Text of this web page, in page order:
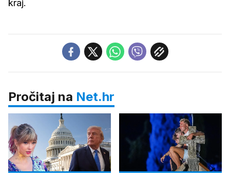
kraj.
Pročitaj na Net.hr